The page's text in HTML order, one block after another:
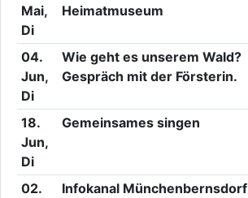
Mai,
Di
Heimatmuseum
04.
Jun,
Di
Wie geht es unserem Wald?
Gespräch mit der Försterin.
18.
Jun,
Di
Gemeinsames singen
02.
Infokanal Münchenbernsdorf